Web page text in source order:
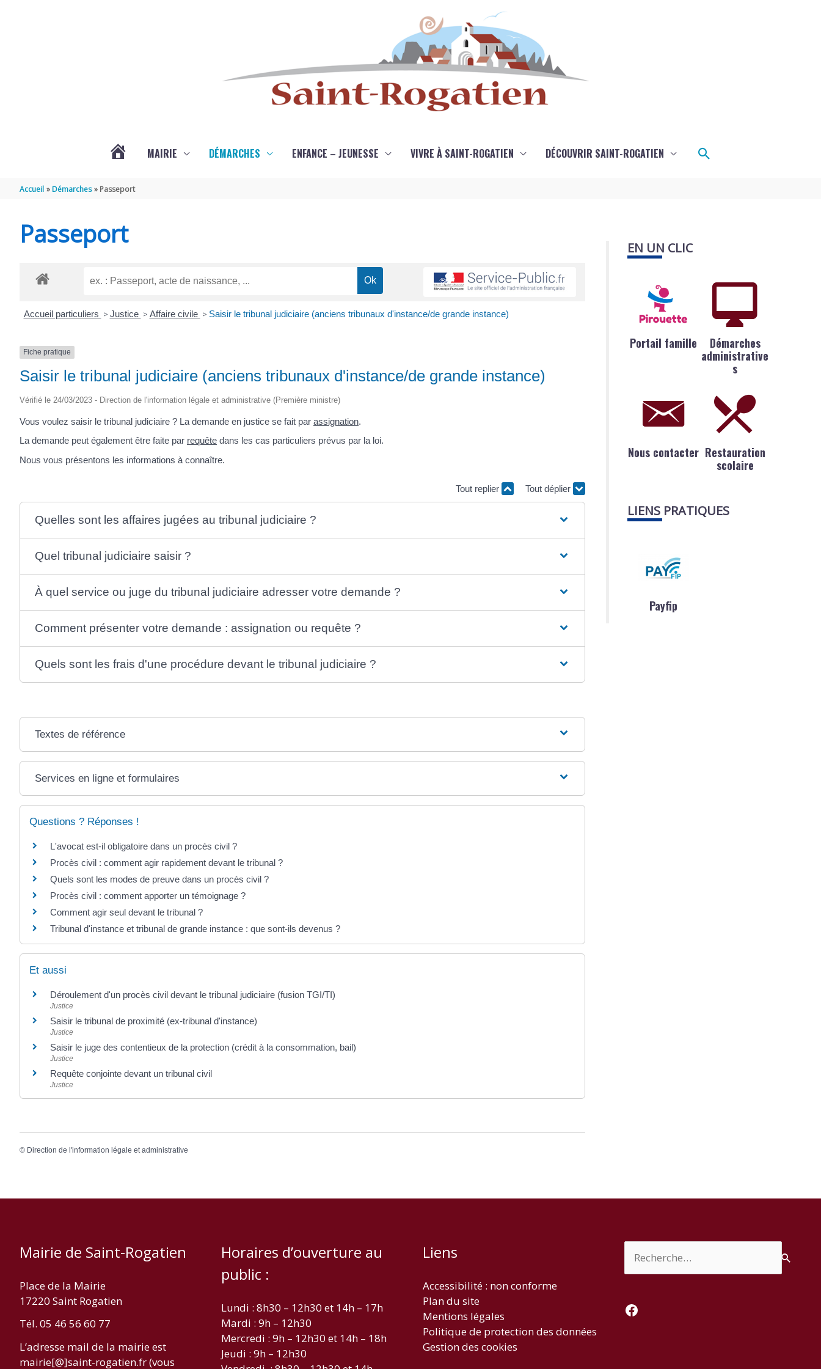
ROGATIEN
MAIRIE DÉMARCHES ENFANCE – JEUNESSE VIVRE À SAINT-ROGATIEN DÉCOUVRIR SAINT-ROGATIEN Rechercher
Accueil Démarches Passeport
Passeport
Accueil particuliers > Justice > Affaire civile > Saisir le tribunal judiciaire (anciens tribunaux d'instance/de grande instance)
Fiche pratique
Saisir le tribunal judiciaire (anciens tribunaux d'instance/de grande instance)
Vérifié le 24/03/2023 - Direction de l'information légale et administrative (Première ministre)
Vous voulez saisir le tribunal judiciaire ? La demande en justice se fait par assignation.
La demande peut également être faite par requête dans les cas particuliers prévus par la loi.
Nous vous présentons les informations à connaître.
Tout replier Tout déplier
Quelles sont les affaires jugées au tribunal judiciaire ?
Quel tribunal judiciaire saisir ?
À quel service ou juge du tribunal judiciaire adresser votre demande ?
Comment présenter votre demande : assignation ou requête ?
Quels sont les frais d'une procédure devant le tribunal judiciaire ?
Textes de référence
Services en ligne et formulaires
Questions ? Réponses !
L'avocat est-il obligatoire dans un procès civil ?
Procès civil : comment agir rapidement devant le tribunal ?
Quels sont les modes de preuve dans un procès civil ?
Procès civil : comment apporter un témoignage ?
Comment agir seul devant le tribunal ?
Tribunal d'instance et tribunal de grande instance : que sont-ils devenus ?
Et aussi
Déroulement d'un procès civil devant le tribunal judiciaire (fusion TGI/TI)
Justice
Saisir le tribunal de proximité (ex-tribunal d'instance)
Justice
Saisir le juge des contentieux de la protection (crédit à la consommation, bail)
Justice
Requête conjointe devant un tribunal civil
Justice
© Direction de l'information légale et administrative
EN UN CLIC
Portail famille
Démarches
administrative
s
Nous contacter Restauration
scolaire
LIENS PRATIQUES
Payfip
Mairie de Saint-Rogatien
Place de la Mairie
17220 Saint Rogatien
Tél. 05 46 56 60 77
L’adresse mail de la mairie est
mairie[@]saint-rogatien.fr (vous
Horaires d’ouverture au
public :
Lundi : 8h30 – 12h30 et 14h – 17h
Mardi : 9h – 12h30
Mercredi : 9h – 12h30 et 14h – 18h
Jeudi : 9h – 12h30
Liens
Accessibilité : non conforme
Plan du site
Mentions légales
Politique de protection des données
Gestion des cookies
Facebook